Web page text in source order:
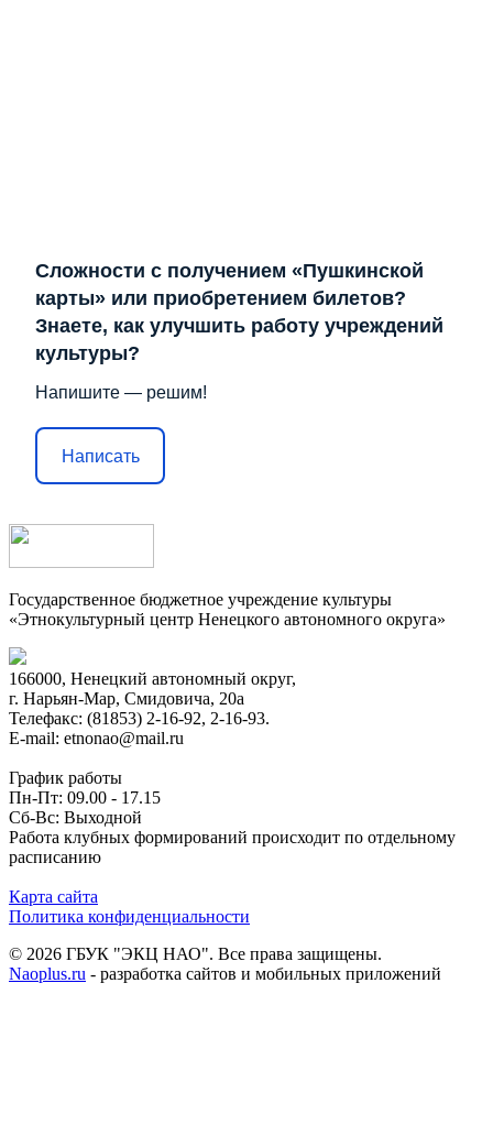
Сложности с получением «Пушкинской
карты» или приобретением билетов?
Знаете, как улучшить работу учреждений
культуры?
Напишите — решим!
Написать
Государственное бюджетное учреждение культуры
«Этнокультурный центр Ненецкого автономного округа»
166000, Ненецкий автономный округ,
г. Нарьян-Мар, Смидовича, 20а
Телефакс: (81853) 2-16-92, 2-16-93.
E-mail: etnonao@mail.ru
График работы
Пн-Пт: 09.00 - 17.15
Сб-Вс: Выходной
Работа клубных формирований происходит по отдельному
расписанию
Карта сайта
Политика конфиденциальности
© 2026 ГБУК "ЭКЦ НАО". Все права защищены.
Naoplus.ru - разработка сайтов и мобильных приложений